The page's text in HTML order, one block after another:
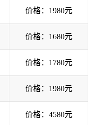
价格：1980元
价格：1680元
价格：1780元
价格：1980元
价格：4580元